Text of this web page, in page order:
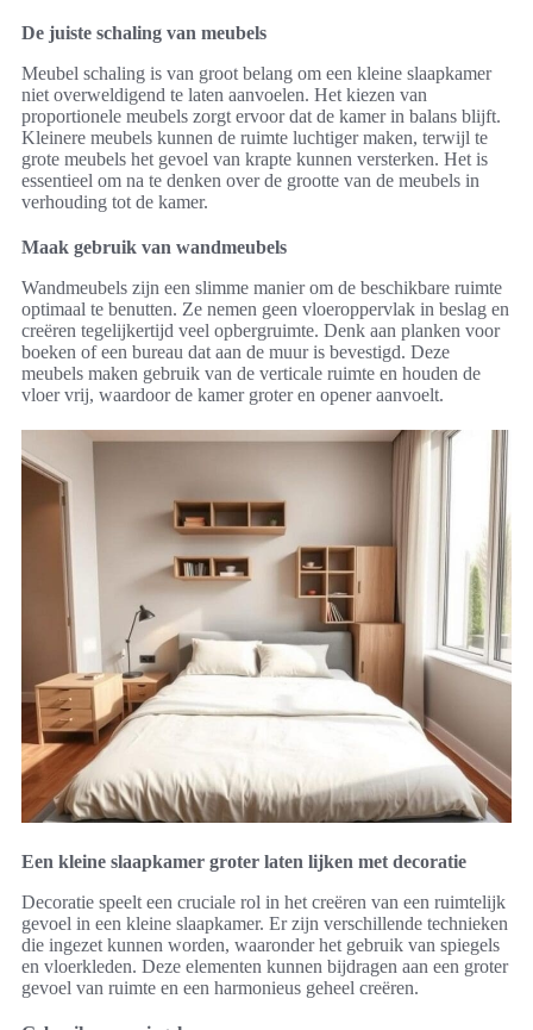
De juiste schaling van meubels
Meubel schaling is van groot belang om een kleine slaapkamer
niet overweldigend te laten aanvoelen. Het kiezen van
proportionele meubels zorgt ervoor dat de kamer in balans blijft.
Kleinere meubels kunnen de ruimte luchtiger maken, terwijl te
grote meubels het gevoel van krapte kunnen versterken. Het is
essentieel om na te denken over de grootte van de meubels in
verhouding tot de kamer.
Maak gebruik van wandmeubels
Wandmeubels zijn een slimme manier om de beschikbare ruimte
optimaal te benutten. Ze nemen geen vloeroppervlak in beslag en
creëren tegelijkertijd veel opbergruimte. Denk aan planken voor
boeken of een bureau dat aan de muur is bevestigd. Deze
meubels maken gebruik van de verticale ruimte en houden de
vloer vrij, waardoor de kamer groter en opener aanvoelt.
Een kleine slaapkamer groter laten lijken met decoratie
Decoratie speelt een cruciale rol in het creëren van een ruimtelijk
gevoel in een kleine slaapkamer. Er zijn verschillende technieken
die ingezet kunnen worden, waaronder het gebruik van spiegels
en vloerkleden. Deze elementen kunnen bijdragen aan een groter
gevoel van ruimte en een harmonieus geheel creëren.